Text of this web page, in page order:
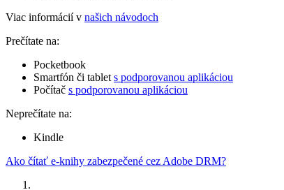
Viac informácií v našich návodoch
Prečítate na:
Pocketbook
Smartfón či tablet s podporovanou aplikáciou
Počítač s podporovanou aplikáciou
Neprečítate na:
Kindle
Ako čítať e-knihy zabezpečené cez Adobe DRM?